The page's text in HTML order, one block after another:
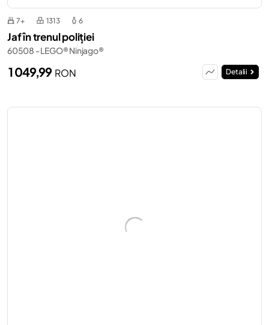
7+ 1313 6
Jaf în trenul poliției
60508 - LEGO® Ninjago®
1 049,99 RON Detalii